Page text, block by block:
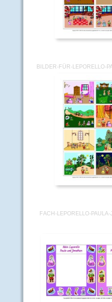
BILDER-FÜR-LEPORELLO-
FACH-LEPORELLO-